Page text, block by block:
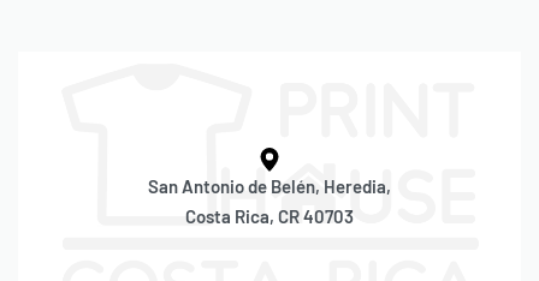
San Antonio de Belén, Heredia,
Costa Rica, CR 40703